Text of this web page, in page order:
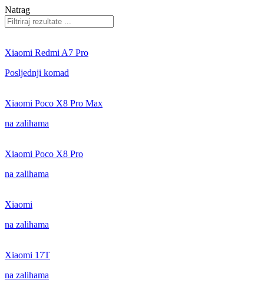
Natrag
Xiaomi Redmi A7 Pro
Posljednji komad
Xiaomi Poco X8 Pro Max
na zalihama
Xiaomi Poco X8 Pro
na zalihama
Xiaomi
na zalihama
Xiaomi 17T
na zalihama